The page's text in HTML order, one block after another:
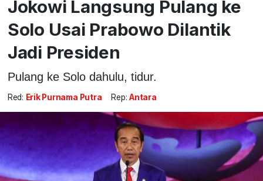
Jokowi Langsung Pulang ke
Solo Usai Prabowo Dilantik
Jadi Presiden
Pulang ke Solo dahulu, tidur.
Red: Erik Purnama Putra Rep: Antara